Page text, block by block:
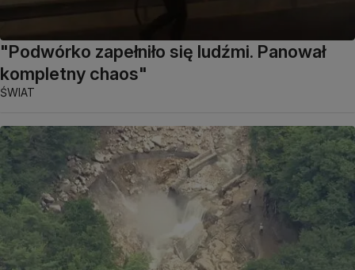
"Podwórko zapełniło się ludźmi. Panował
kompletny chaos"
ŚWIAT